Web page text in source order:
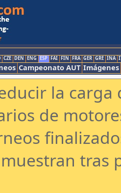
CZE DEN ENG ESP FAI FIN FRA GER GRE INA
Campeonato AUT Imágenes
la
de
tras